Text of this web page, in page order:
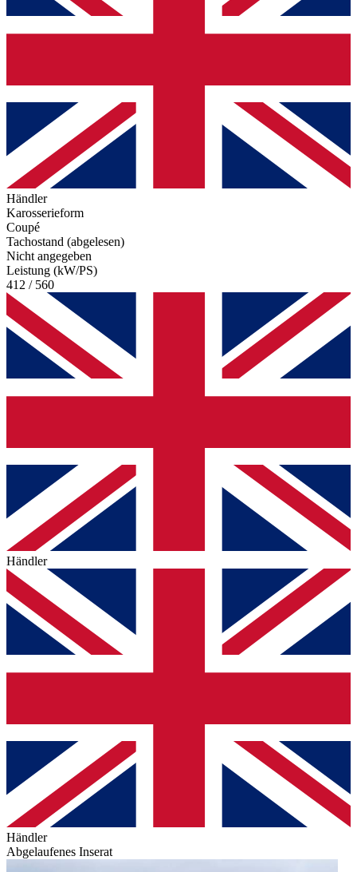
Händler
Karosserieform
Coupé
Tachostand (abgelesen)
Nicht angegeben
Leistung (kW/PS)
412 / 560
Händler
Händler
Abgelaufenes Inserat